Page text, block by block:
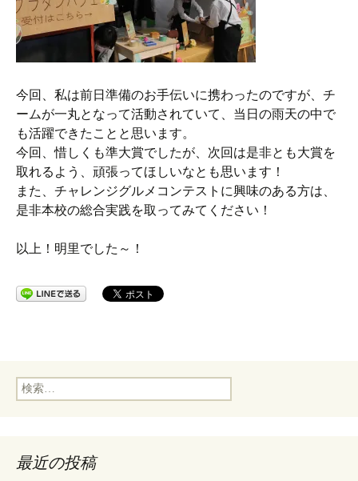
今回、私は前日準備のお手伝いに携わったのですが、チ
ームが一丸となって活動されていて、当日の雨天の中で
も活躍できたことと思います。
今回、惜しくも準大賞でしたが、次回は是非とも大賞を
取れるよう、頑張ってほしいなとも思います！
また、チャレンジグルメコンテストに興味のある方は、
是非本校の総合実践を取ってみてください！
以上！明里でした～！
検
索:
最近の投稿